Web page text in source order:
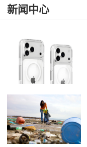
新闻中心